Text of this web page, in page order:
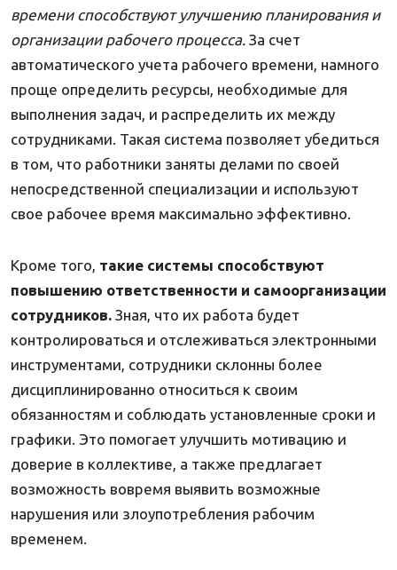
времени способствуют улучшению планирования и
организации рабочего процесса. За счет
автоматического учета рабочего времени, намного
проще определить ресурсы, необходимые для
выполнения задач, и распределить их между
сотрудниками. Такая система позволяет убедиться
в том, что работники заняты делами по своей
непосредственной специализации и используют
свое рабочее время максимально эффективно.
Кроме того, такие системы способствуют
повышению ответственности и самоорганизации
сотрудников. Зная, что их работа будет
контролироваться и отслеживаться электронными
инструментами, сотрудники склонны более
дисциплинированно относиться к своим
обязанностям и соблюдать установленные сроки и
графики. Это помогает улучшить мотивацию и
доверие в коллективе, а также предлагает
возможность вовремя выявить возможные
нарушения или злоупотребления рабочим
временем.